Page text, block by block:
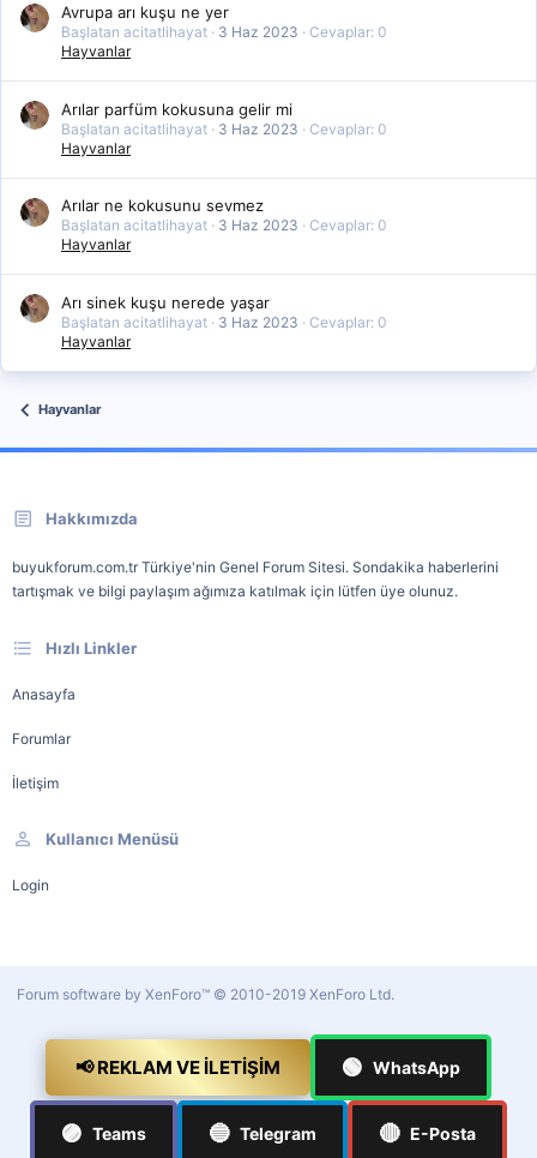
Avrupa arı kuşu ne yer
Başlatan acitatlihayat 3 Haz 2023
Cevaplar: 0
Hayvanlar
Arılar parfüm kokusuna gelir mi
Başlatan acitatlihayat 3 Haz 2023
Cevaplar: 0
Hayvanlar
Arılar ne kokusunu sevmez
Başlatan acitatlihayat 3 Haz 2023
Cevaplar: 0
Hayvanlar
Arı sinek kuşu nerede yaşar
Başlatan acitatlihayat 3 Haz 2023
Cevaplar: 0
Hayvanlar
Hayvanlar
Hakkımızda
buyukforum.com.tr Türkiye'nin Genel Forum Sitesi. Sondakika haberlerini
tartışmak ve bilgi paylaşım ağımıza katılmak için lütfen üye olunuz.
Hızlı Linkler
Anasayfa
Forumlar
İletişim
Kullanıcı Menüsü
Login
Forum software by XenForo™ © 2010-2019 XenForo Ltd.
📢 REKLAM VE İLETIŞIM 🟢 WhatsApp
🟣 Teams 🔵 Telegram 🔴 E-Posta